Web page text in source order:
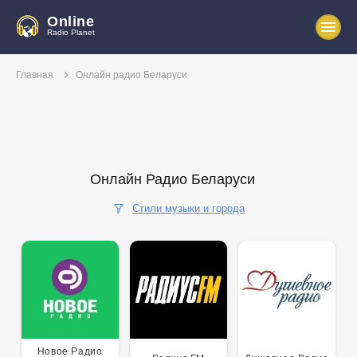
Online
Radio Planet
Главная Онлайн радио Беларуси
Онлайн Радио Беларуси
Стили музыки и города
Поп
Клубная Шансон Классика
Новое Радио